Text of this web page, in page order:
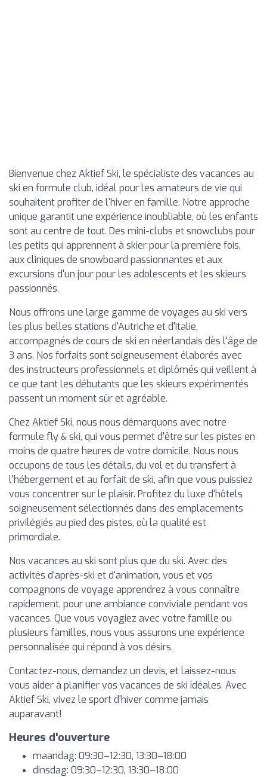
Bienvenue chez Aktief Ski, le spécialiste des vacances au
ski en formule club, idéal pour les amateurs de vie qui
souhaitent profiter de l'hiver en famille. Notre approche
unique garantit une expérience inoubliable, où les enfants
sont au centre de tout. Des mini-clubs et snowclubs pour
les petits qui apprennent à skier pour la première fois,
aux cliniques de snowboard passionnantes et aux
excursions d'un jour pour les adolescents et les skieurs
passionnés.
Nous offrons une large gamme de voyages au ski vers
les plus belles stations d'Autriche et d'Italie,
accompagnés de cours de ski en néerlandais dès l'âge de
3 ans. Nos forfaits sont soigneusement élaborés avec
des instructeurs professionnels et diplômés qui veillent à
ce que tant les débutants que les skieurs expérimentés
passent un moment sûr et agréable.
Chez Aktief Ski, nous nous démarquons avec notre
formule fly & ski, qui vous permet d'être sur les pistes en
moins de quatre heures de votre domicile. Nous nous
occupons de tous les détails, du vol et du transfert à
l'hébergement et au forfait de ski, afin que vous puissiez
vous concentrer sur le plaisir. Profitez du luxe d'hôtels
soigneusement sélectionnés dans des emplacements
privilégiés au pied des pistes, où la qualité est
primordiale.
Nos vacances au ski sont plus que du ski. Avec des
activités d'après-ski et d'animation, vous et vos
compagnons de voyage apprendrez à vous connaître
rapidement, pour une ambiance conviviale pendant vos
vacances. Que vous voyagiez avec votre famille ou
plusieurs familles, nous vous assurons une expérience
personnalisée qui répond à vos désirs.
Contactez-nous, demandez un devis, et laissez-nous
vous aider à planifier vos vacances de ski idéales. Avec
Aktief Ski, vivez le sport d'hiver comme jamais
auparavant!
Heures d'ouverture
maandag: 09:30–12:30, 13:30–18:00
dinsdag: 09:30–12:30, 13:30–18:00